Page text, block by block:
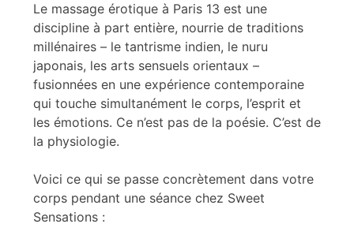
Le massage érotique à Paris 13 est une
discipline à part entière, nourrie de traditions
millénaires – le tantrisme indien, le nuru
japonais, les arts sensuels orientaux –
fusionnées en une expérience contemporaine
qui touche simultanément le corps, l’esprit et
les émotions. Ce n’est pas de la poésie. C’est de
la physiologie.
Voici ce qui se passe concrètement dans votre
corps pendant une séance chez Sweet
Sensations :